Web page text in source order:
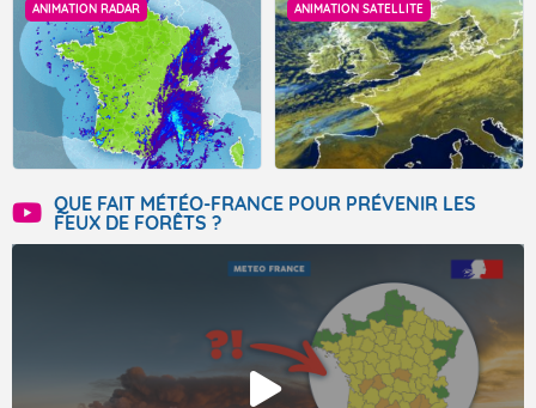
ANIMATION RADAR ANIMATION SATELLITE
QUE FAIT MÉTÉO-FRANCE POUR PRÉVENIR LES
FEUX DE FORÊTS ?